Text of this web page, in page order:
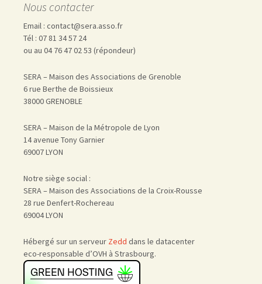
Nous contacter
Email : contact@sera.asso.fr
Tél : 07 81 34 57 24
ou au 04 76 47 02 53 (répondeur)
SERA – Maison des Associations de Grenoble
6 rue Berthe de Boissieux
38000 GRENOBLE
SERA – Maison de la Métropole de Lyon
14 avenue Tony Garnier
69007 LYON
Notre siège social :
SERA – Maison des Associations de la Croix-Rousse
28 rue Denfert-Rochereau
69004 LYON
Hébergé sur un serveur Zedd dans le datacenter
eco-responsable d’OVH à Strasbourg.